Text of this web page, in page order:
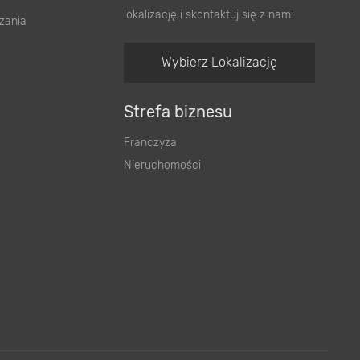
lokalizację i skontaktuj się z nami
Wybierz Lokalizację
Strefa biznesu
Franczyza
Nieruchomości